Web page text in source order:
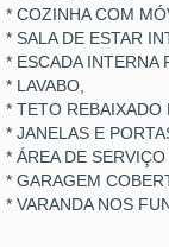
* COZINHA COM
* SALA DE ESTAR
* ESCADA INTERNA
* LAVABO,
* TETO REBAIXADO
* JANELAS E
* ÁREA DE SERVIÇO
* GARAGEM
* VARANDA NOS